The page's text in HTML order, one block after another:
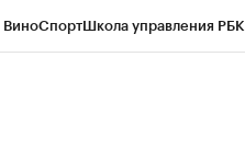
ВиноСпортШкола управления РБК